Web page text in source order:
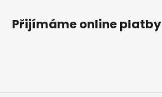
Přijímáme online platby